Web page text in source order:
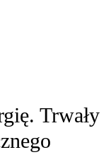
Trwały